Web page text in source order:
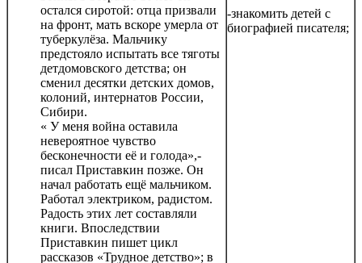
остался сиротой: отца призвали
на фронт, мать вскоре умерла от
туберкулёза. Мальчику
предстояло испытать все тяготы
детдомовского детства; он
сменил десятки детских домов,
колоний, интернатов России,
Сибири.
« У меня война оставила
невероятное чувство
бесконечности её и голода»,-
писал Приставкин позже. Он
начал работать ещё мальчиком.
Работал электриком, радистом.
Радость этих лет составляли
книги. Впоследствии
Приставкин пишет цикл
рассказов «Трудное детство»; в
-знакомить детей с
биографией писателя;